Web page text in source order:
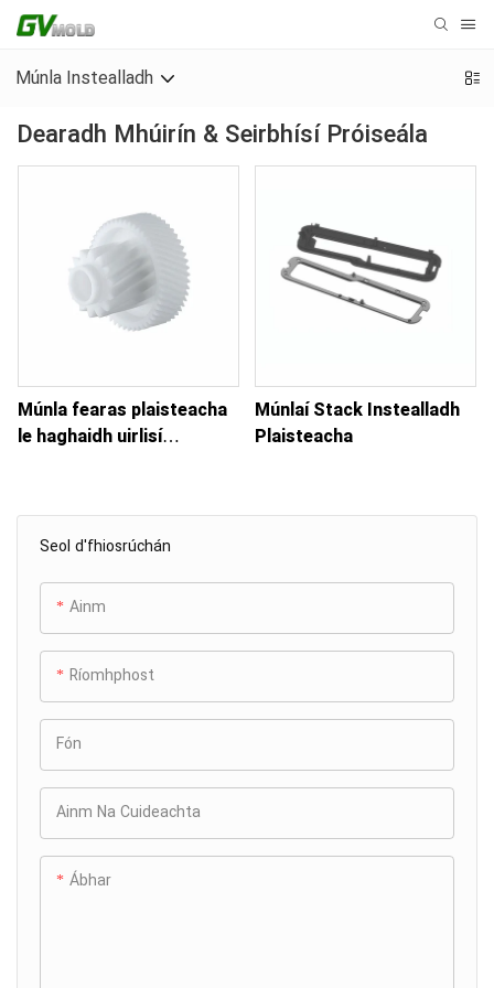
Múnla Instealladh
Dearadh Mhúirín & Seirbhísí Próiseála
Seol d'fhiosrúchán
Ainm
Ríomhphost
Fón
Ainm Na Cuideachta
Ábhar
Múnla fearas plaisteacha
le haghaidh uirlisí
Múnlaí Stack Instealladh
Plaisteacha